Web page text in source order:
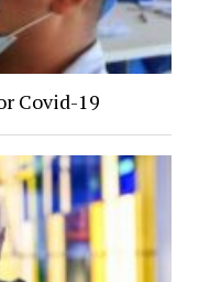
Covid-19